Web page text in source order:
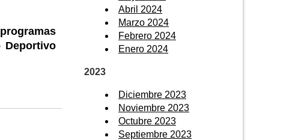
Deportivo
Abril 2024
Marzo 2024
Febrero 2024
Enero 2024
2023
Diciembre 2023
Noviembre 2023
Octubre 2023
Septiembre 2023